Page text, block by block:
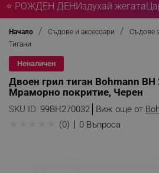
⭐ РОЖДЕН ДЕНИздухай жегата
Начало Съдове и аксесоари
Съдове
Тигани
Неналичен
Двоен грил тиган Bohmann
Мраморно покритие, Черен
SKU ID: 99BH270032 Виж още от
(0) 0 Въпроса